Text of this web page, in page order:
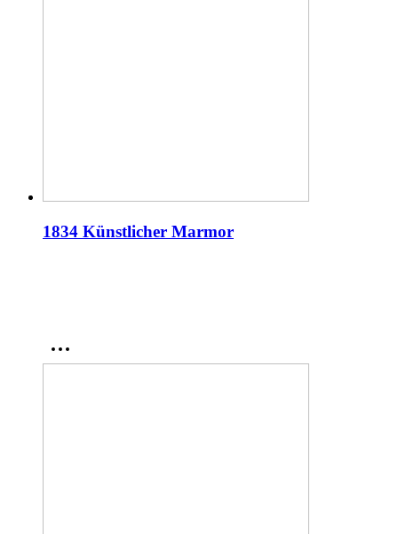
1834 Künstlicher Marmor